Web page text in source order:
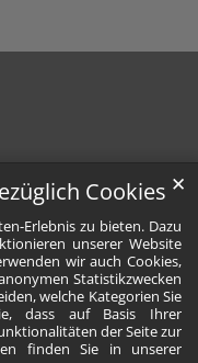
Cookies
Erlebnis zu bieten. Dazu
unserer Website
wir auch Cookies,
Statistikzwecken
welche Kategorien Sie
dass auf Basis Ihrer
der Seite zur
finden Sie in unserer
✕